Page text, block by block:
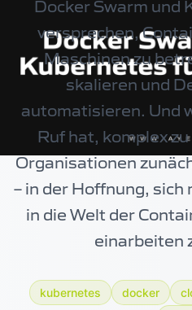
Docker Swarm und
versprechen,
Maschinen zu
skalieren und
automatisieren. Und
Ruf hat, komplex
Organisationen
– in der Hoffnung,
in die Welt der
einarbeiten
kubernetes docker